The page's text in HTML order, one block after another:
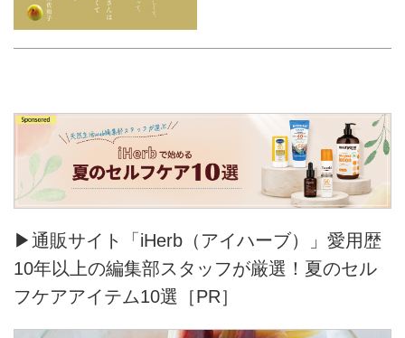
▶通販サイト「iHerb（アイハーブ）」愛用歴
10年以上の編集部スタッフが厳選！夏のセル
フケアアイテム10選［PR］